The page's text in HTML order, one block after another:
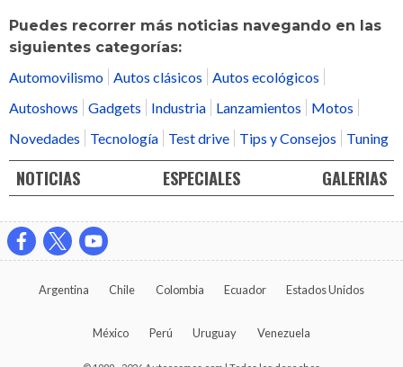
Puedes recorrer más noticias navegando en las
siguientes categorías:
Automovilismo
Autos clásicos
Autos ecológicos
Autoshows
Gadgets Industria Lanzamientos
Motos
Novedades
Tecnología Test drive Tips y Consejos Tuning
NOTICIAS ESPECIALES GALERIAS
Argentina Chile Colombia Ecuador Estados Unidos
México Perú Uruguay Venezuela